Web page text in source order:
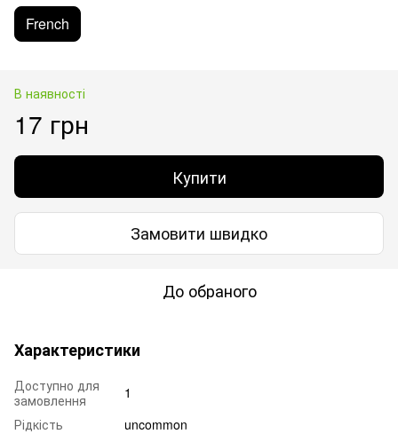
French
В наявності
17 грн
Купити
Замовити швидко
До обраного
Характеристики
Доступно для
замовлення
1
Рідкість
uncommon